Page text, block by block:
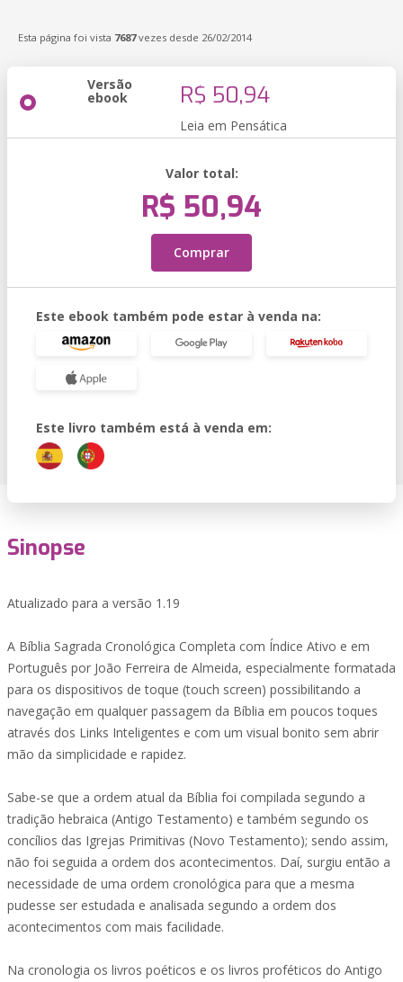
Esta página foi vista 7687vezes desde 26/02/2014
Versão
ebook R$ 50,94
Leia em Pensática
Valor total:
R$ 50,94
Comprar
Este ebook também pode estar à venda na:
Este livro também está à venda em:
Sinopse
Atualizado para a versão 1.19
A Bíblia Sagrada Cronológica Completa com Índice Ativo e em
Português por João Ferreira de Almeida, especialmente formatada
para os dispositivos de toque (touch screen) possibilitando a
navegação em qualquer passagem da Bíblia em poucos toques
através dos Links Inteligentes e com um visual bonito sem abrir
mão da simplicidade e rapidez.
Sabe-se que a ordem atual da Bíblia foi compilada segundo a
tradição hebraica (Antigo Testamento) e também segundo os
concílios das Igrejas Primitivas (Novo Testamento); sendo assim,
não foi seguida a ordem dos acontecimentos. Daí, surgiu então a
necessidade de uma ordem cronológica para que a mesma
pudesse ser estudada e analisada segundo a ordem dos
acontecimentos com mais facilidade.
Na cronologia os livros poéticos e os livros proféticos do Antigo